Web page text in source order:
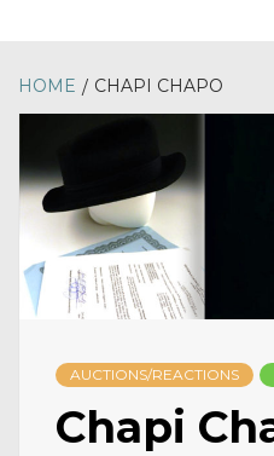
HOME CHAPI CHAPO
AUCTIONS/REACTIONS
Chapi